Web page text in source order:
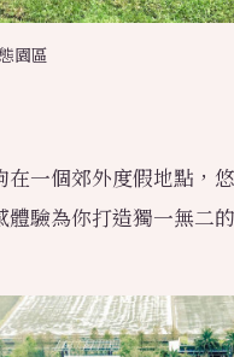
園區
一個郊外度假地點，
驗為你打造獨一無二